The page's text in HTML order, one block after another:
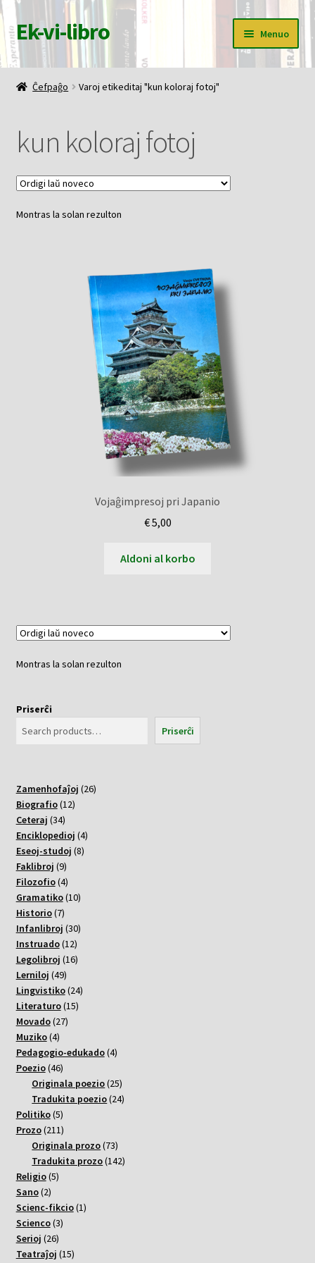
Pretersalti
al
navigado
Iri
rekte
al
la
enhavo
Ek-vi-libro Menuo
Ĉefpaĝo
Korbo
Mia konto
Pagi
Ĉefpaĝo Varoj etikeditaj "kun koloraj fotoj"
kun koloraj fotoj
Montras la solan rezulton
Vojaĝimpresoj pri Japanio
€5,00
Aldoni al korbo
Montras la solan rezulton
Priserĉi
Priserĉi
Zamenhofaĵoj 2626
Biografio 1212
Ceteraj 3434
varoj
Enciklopedioj 44
Eseoj-studoj 88
Faklibroj 99
varoj
Filozofio 44
varoj
Gramatiko 1010
Historio 77
varoj
Infanlibroj 3030
Instruado 1212
varoj
Legolibroj 1616
Lerniloj 4949
varoj
Lingvistiko 2424
Literaturo 1515
Movado 2727
Muziko 44
varoj
Pedagogio-edukado 44
Poezio 4646
varoj
Originala poezio 2525
varoj
Tradukita poezio 2424
Politiko 55
varoj
Prozo 211211
varoj
Originala prozo 7373
varoj
Tradukita prozo 142142
Religio 55
Sano 22
varoj
Scienc-fikcio 11
Scienco 33
Serioj 2626
varoj
Teatraĵoj 1515